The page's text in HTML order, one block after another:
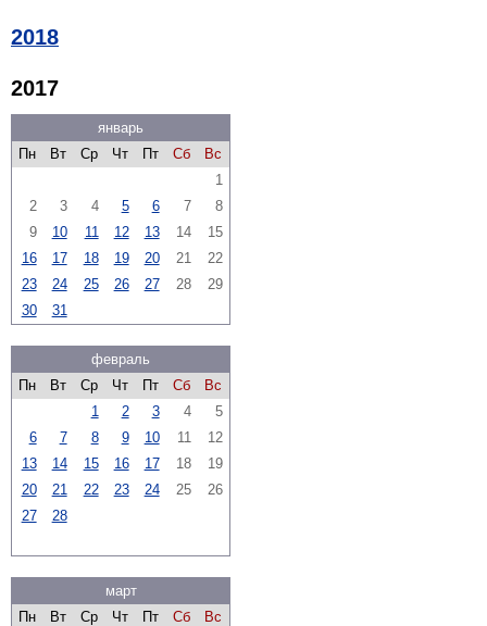
2018
2017
январь
Пн
Вт Ср Чт Пт Сб
Вс
1
2
3 4 5 6 7
8
9
10 11 12 13 14
15
16
17 18 19 20 21
22
23
24 25 26 27 28
29
30
31
февраль
Пн
Вт Ср Чт Пт Сб
Вс
1
2 3 4
5
6
7 8 9 10 11
12
13
14 15 16 17 18
19
20
21 22 23 24 25
26
27
28
март
Пн
Вт Ср Чт Пт Сб
Вс